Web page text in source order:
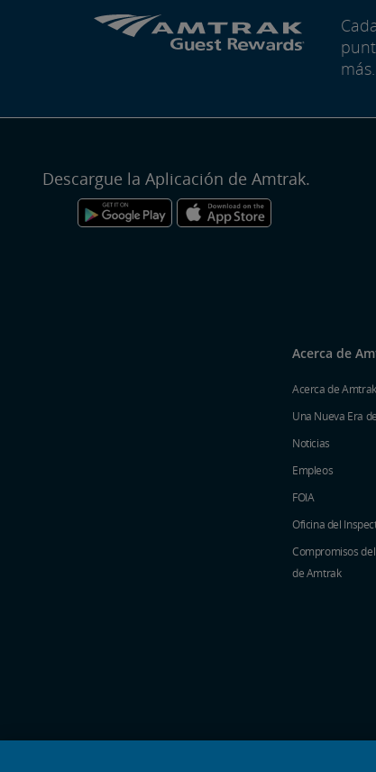
más.
Descargue la Aplicación de Amtrak.
Acerca de
Acerca de Amtrak
Una Nueva Era
Noticias
Empleos
FOIA
Oficina del
Compromisos
de Amtrak